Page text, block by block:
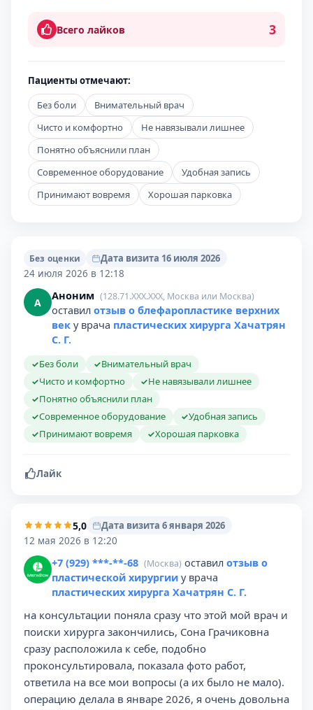
Всего лайков 3
Пациенты отмечают:
Без боли
Внимательный врач
Чисто и комфортно
Не навязывали лишнее
Понятно объяснили план
Современное оборудование
Удобная запись
Принимают вовремя
Хорошая парковка
Без оценки
Дата визита 16 июля 2026
24 июля 2026 в 12:18
А Аноним (128.71.XXX.XXX, Москва или Москва)
оставил отзыв о блефаропластике верхних
век у врача пластических хирурга Хачатрян
С. Г.
✓Без боли ✓Внимательный врач
✓Чисто и комфортно ✓Не навязывали лишнее
✓Понятно объяснили план
✓Современное оборудование ✓Удобная запись
✓Принимают вовремя ✓Хорошая парковка
Лайк
5,0
Дата визита 6 января 2026
12 мая 2026 в 12:20
+7 (929) ***-**-68 (Москва) оставил отзыв о
пластической хирургии у врача
пластических хирурга Хачатрян С. Г.
на консультации поняла сразу что этой мой врач и
поиски хирурга закончились, Сона Грачиковна
сразу расположила к себе, подобно
проконсультировала, показала фото работ,
ответила на все мои вопросы (а их было не мало).
операцию делала в январе 2026, я очень довольна